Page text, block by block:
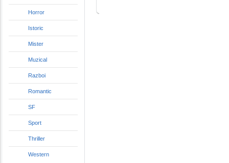
Horror
Istoric
Mister
Muzical
Razboi
Romantic
SF
Sport
Thriller
Western